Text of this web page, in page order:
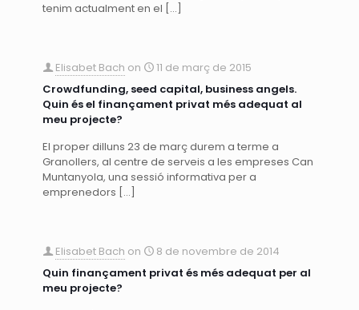
tenim actualment en el […]
Elisabet Bach on
11 de març de 2015
Crowdfunding, seed capital, business angels.
Quin és el finançament privat més adequat al
meu projecte?
El proper dilluns 23 de març durem a terme a
Granollers, al centre de serveis a les empreses Can
Muntanyola, una sessió informativa per a
emprenedors […]
Elisabet Bach on
8 de novembre de 2014
Quin finançament privat és més adequat per al
meu projecte?